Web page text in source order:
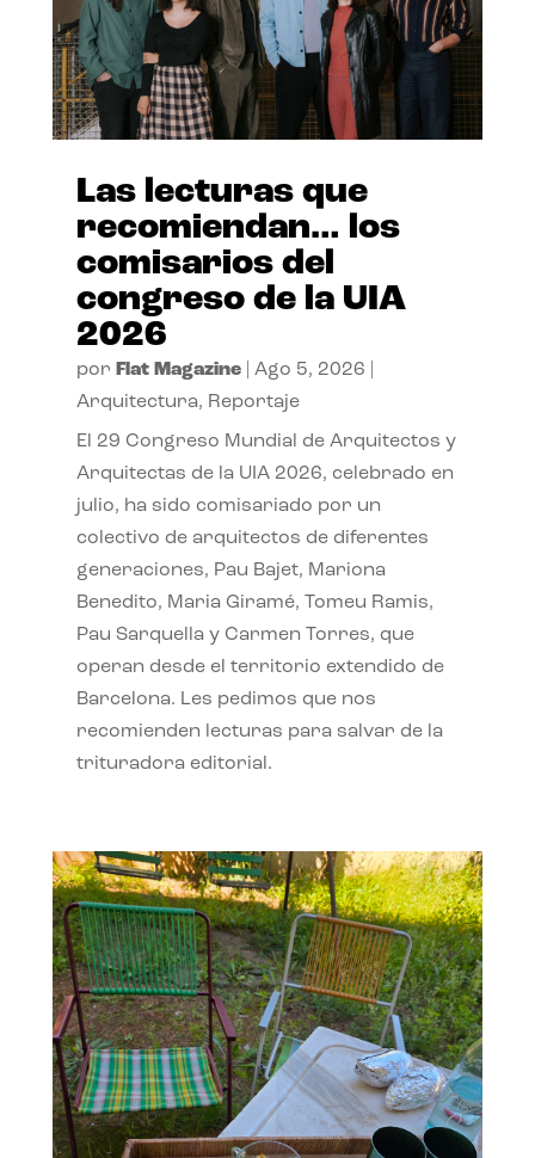
Las lecturas que
recomiendan… los
comisarios del
congreso de la UIA
2026
por Flat Magazine| Ago 5, 2026
Arquitectura, Reportaje
El 29 Congreso Mundial de Arquitectos y
Arquitectas de la UIA 2026, celebrado en
julio, ha sido comisariado por un
colectivo de arquitectos de diferentes
generaciones, Pau Bajet, Mariona
Benedito, Maria Giramé, Tomeu Ramis,
Pau Sarquella y Carmen Torres, que
operan desde el territorio extendido de
Barcelona. Les pedimos que nos
recomienden lecturas para salvar de la
trituradora editorial.